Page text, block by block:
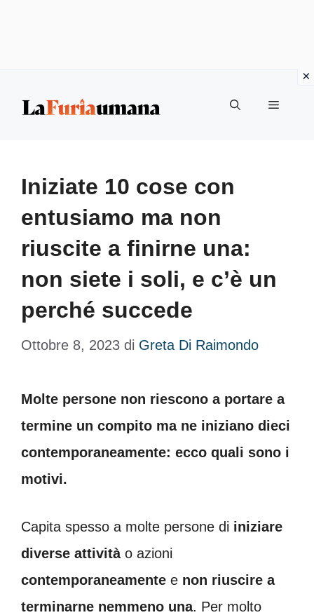
Menu
Iniziate 10 cose con
entusiamo ma non
riuscite a finirne una:
non siete i soli, e c’è un
perché succede
Ottobre 8, 2023 di Greta Di Raimondo
Molte persone non riescono a portare a
termine un compito ma ne iniziano dieci
contemporaneamente: ecco quali sono i
motivi.
Capita spesso a molte persone di iniziare
diverse attivitào azioni
contemporaneamente e non riuscire a
terminarne nemmeno una. Per molto